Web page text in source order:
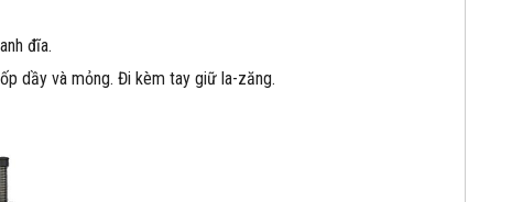
đĩa.
dầy và mỏng. Đi kèm tay giữ la-zăng.